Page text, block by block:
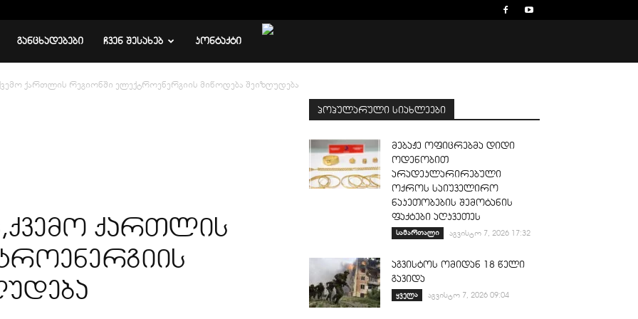
ᲒᲐᲜᲪᲮᲐᲓᲔᲑᲔᲑᲘ ᲩᲕᲔᲜ ᲨᲔᲡᲐᲮᲔᲑ ᲙᲝᲜᲢᲐᲥᲢᲘ
ქართლის რეგიონში ელექტროენერგიის მიწოდება შეიზღუდება
ქართლის
პოპულარული სიახლეები
მებაჟე ოფიცრებმა დიდი
ოდენობით
არადეკლარირებული
ოქროს საიუველირო
ნაკეთობების შემოტანის
ფაქტები აღკვეთეს
სამართალი აგვისტო 7, 2026 17:32
აგვისტოს ომიდან 18 წელი
გავიდა
ყველა აგვისტო 7, 2026 09:04